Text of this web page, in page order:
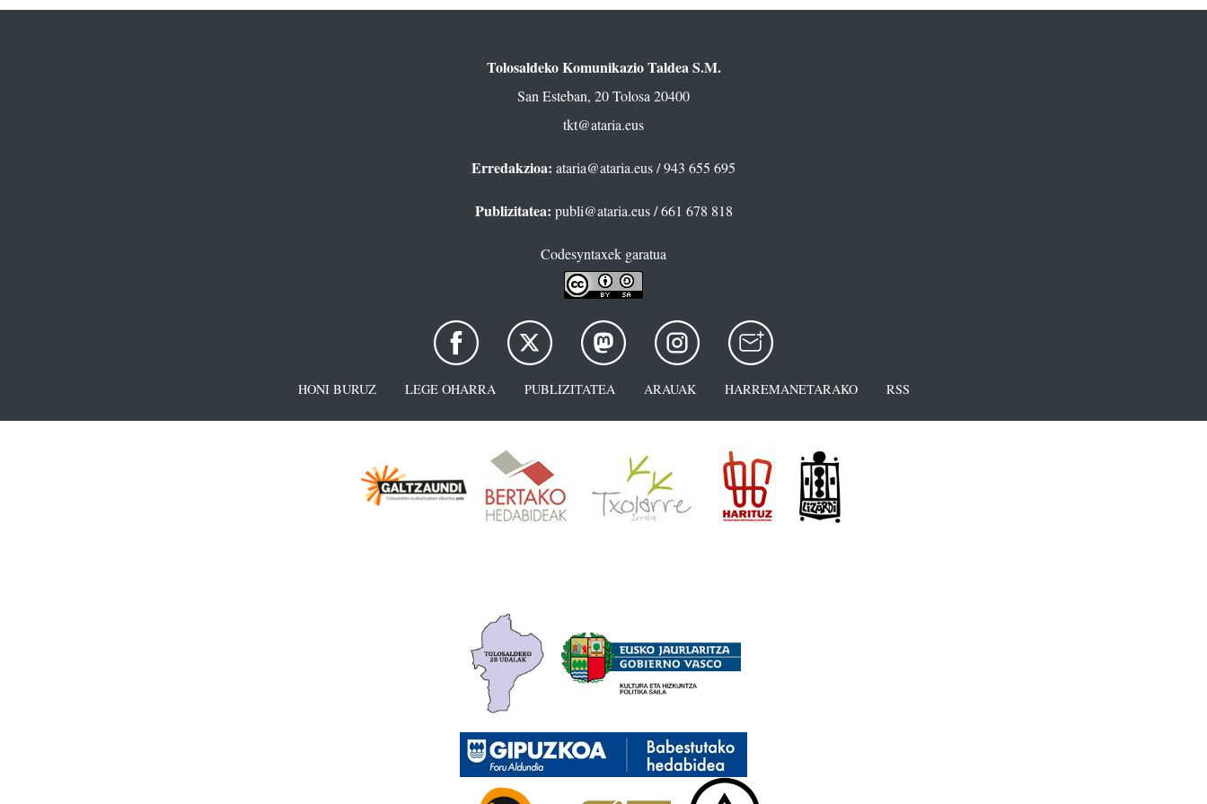
Tolosaldeko Komunikazio Taldea S.M.
San Esteban, 20 Tolosa 20400
tkt@ataria.eus
Erredakzioa: ataria@ataria.eus/ 943 655 695
Publizitatea: publi@ataria.eus/ 661 678 818
Codesyntaxek garatua
HONI BURUZ LEGE OHARRA PUBLIZITATEA ARAUAK HARREMANETARAKO RSS